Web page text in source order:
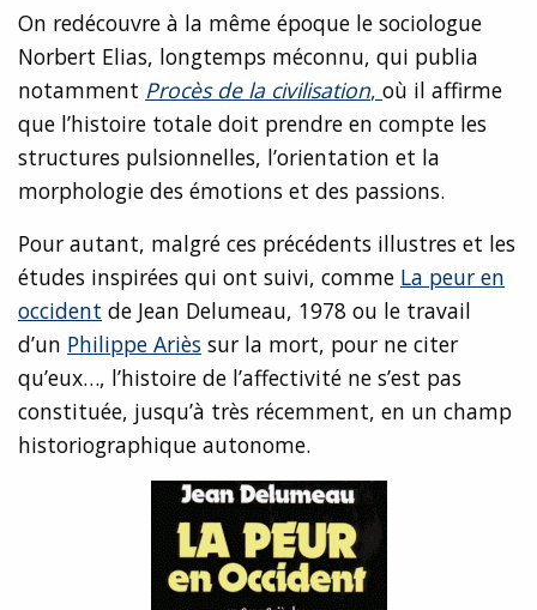
On redécouvre à la même époque le sociologue
Norbert Elias, longtemps méconnu, qui publia
notamment Procès de la civilisation, où il affirme
que l’histoire totale doit prendre en compte les
structures pulsionnelles, l’orientation et la
morphologie des émotions et des passions.
Pour autant, malgré ces précédents illustres et les
études inspirées qui ont suivi, comme La peur en
occident de Jean Delumeau, 1978 ou le travail
d’un Philippe Ariès sur la mort, pour ne citer
qu’eux…, l’histoire de l’affectivité ne s’est pas
constituée, jusqu’à très récemment, en un champ
historiographique autonome.